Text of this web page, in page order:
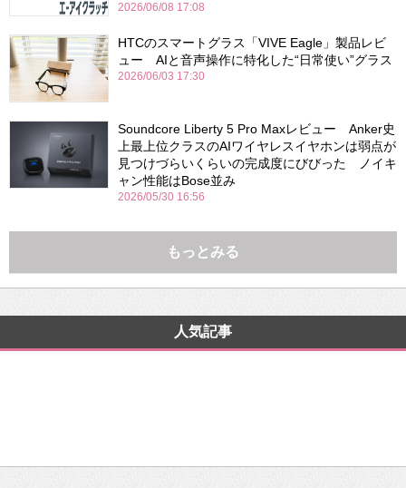
2026/06/08 17:08
HTCのスマートグラス「VIVE Eagle」製品レビ
ュー AIと音声操作に特化した“日常使い”グラス
2026/06/03 17:30
Soundcore Liberty 5 Pro Maxレビュー Anker史
上最上位クラスのAIワイヤレスイヤホンは弱点が
見つけづらいくらいの完成度にびびった ノイキ
ャン性能はBose並み
2026/05/30 16:56
もっとみる
人気記事